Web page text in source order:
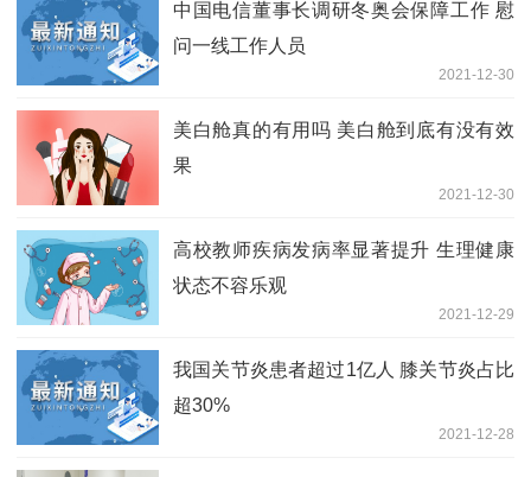
中国电信董事长调研冬奥会保障工作 慰
问一线工作人员
2021-12-30
美白舱真的有用吗 美白舱到底有没有效
果
2021-12-30
高校教师疾病发病率显著提升 生理健康
状态不容乐观
2021-12-29
我国关节炎患者超过1亿人 膝关节炎占比
超30%
2021-12-28